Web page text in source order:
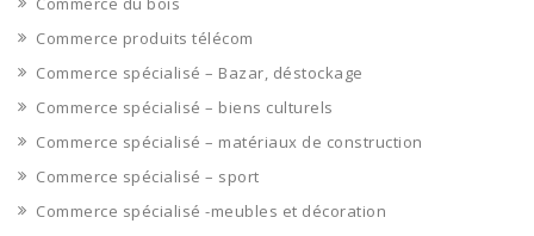
Commerce produits télécom
Commerce spécialisé – Bazar, déstockage
Commerce spécialisé – biens culturels
Commerce spécialisé – matériaux de construction
Commerce spécialisé – sport
Commerce spécialisé -meubles et décoration